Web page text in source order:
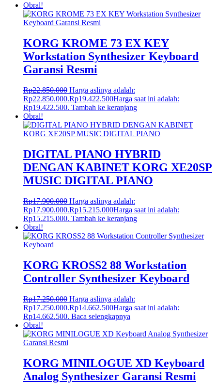
Obral!
KORG KROME 73 EX KEY
Workstation Synthesizer Keyboard
Garansi Resmi
Rp22.850.000 Harga aslinya adalah:
Rp22.850.000.Rp19.422.500Harga saat ini adalah:
Rp19.422.500. Tambah ke keranjang
Obral!
DIGITAL PIANO HYBRID
DENGAN KABINET KORG XE20SP
MUSIC DIGITAL PIANO
Rp17.900.000 Harga aslinya adalah:
Rp17.900.000.Rp15.215.000Harga saat ini adalah:
Rp15.215.000. Tambah ke keranjang
Obral!
KORG KROSS2 88 Workstation
Controller Synthesizer Keyboard
Rp17.250.000 Harga aslinya adalah:
Rp17.250.000.Rp14.662.500Harga saat ini adalah:
Rp14.662.500. Baca selengkapnya
Obral!
KORG MINILOGUE XD Keyboard
Analog Synthesizer Garansi Resmi